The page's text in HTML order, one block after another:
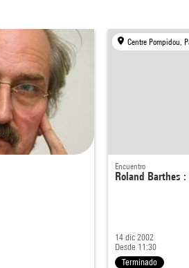
Centre Pompidou,
Encuentro
Roland Barthes
14 dic 2002
Desde 11:30
Terminado